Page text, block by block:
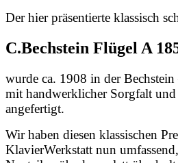
Der hier präsentierte klassisch
C.Bechstein Flügel A
wurde ca. 1908 in der
mit handwerklicher Sorgfalt
angefertigt.
Wir haben diesen klassischen
KlavierWerkstatt nun